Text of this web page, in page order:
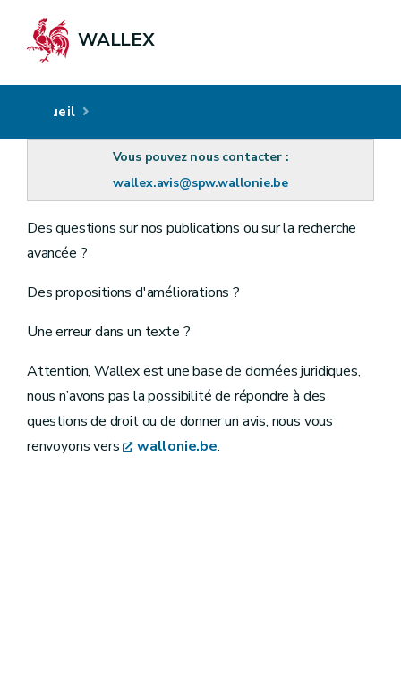
WALLEX
Accueil
Vous pouvez nous contacter :
wallex.avis@spw.wallonie.be
Des questions sur nos publications ou sur la recherche
avancée ?
Des propositions d'améliorations ?
Une erreur dans un texte ?
Attention, Wallex est une base de données juridiques,
nous n’avons pas la possibilité de répondre à des
questions de droit ou de donner un avis, nous vous
renvoyons vers
wallonie.be.